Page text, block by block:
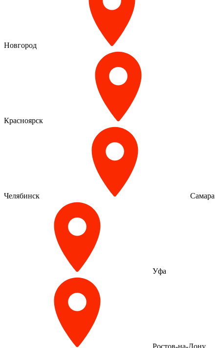
Новгород
Красноярск
Челябинск Самара
Уфа
Ростов-на-Дону